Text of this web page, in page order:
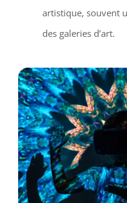
artistique, souvent
des galeries d’art.